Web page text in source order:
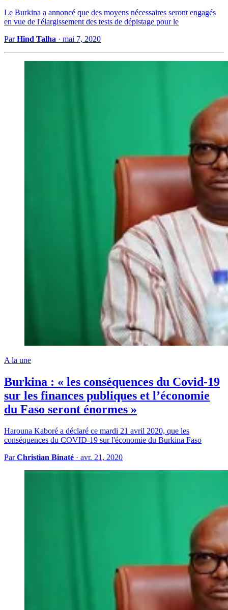
Le Burkina a annoncé que des moyens nécessaires seront engagés
en vue de l'élargissement des tests de dépistage pour le
ParHind Talha · mai 7, 2020
A la une
Burkina : « les conséquences du Covid-19
sur les finances publiques et l’économie
du Faso seront énormes »
Harouna Kaboré a déclaré ce mardi 21 avril 2020, que les
conséquences du COVID-19 sur l'économie du Burkina Faso
ParChristian Binaté · avr. 21, 2020